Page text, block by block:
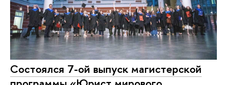
Состоялся 7-ой выпуск магистерской